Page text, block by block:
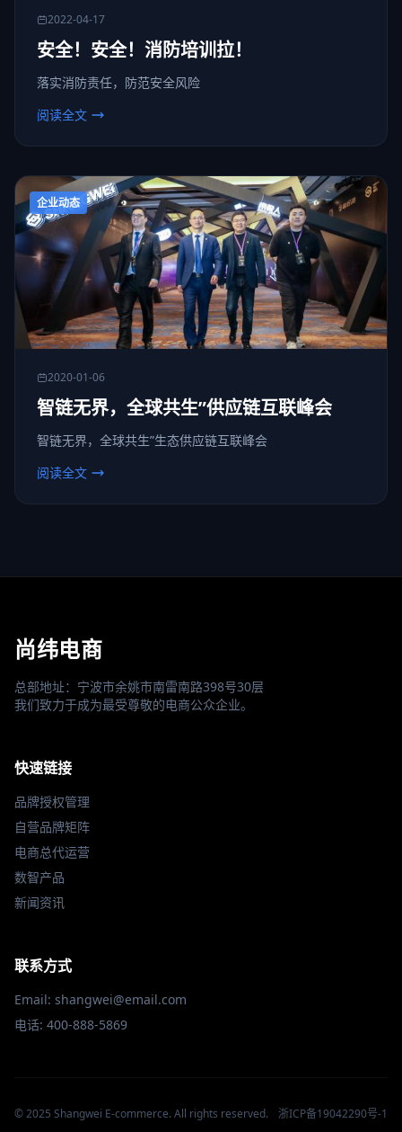
2022-04-17
安全！安全！消防培训拉！
落实消防责任，防范安全风险
阅读全文
企业动态
2020-01-06
智链无界，全球共生”供应链互联峰会
智链无界，全球共生”生态供应链互联峰会
阅读全文
尚纬电商
总部地址：宁波市余姚市南雷南路398号30层
我们致力于成为最受尊敬的电商公众企业。
快速链接
品牌授权管理
自营品牌矩阵
电商总代运营
数智产品
新闻资讯
联系方式
Email: shangwei@email.com
电话: 400-888-5869
© 2025 Shangwei E-commerce. All rights reserved. 浙ICP备19042290号-1